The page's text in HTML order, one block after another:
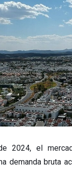
2024, el
demanda bruta